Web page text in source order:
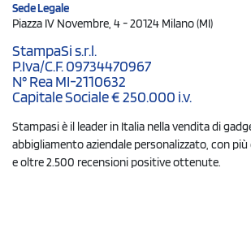
Sede Legale
Piazza IV Novembre, 4 - 20124 Milano (MI)
StampaSi s.r.l.
P.Iva/C.F. 09734470967
N° Rea MI-2110632
Capitale Sociale € 250.000 i.v.
Stampasi è il leader in Italia nella vendita di
abbigliamento aziendale personalizzato, con
e oltre 2.500 recensioni positive ottenute.